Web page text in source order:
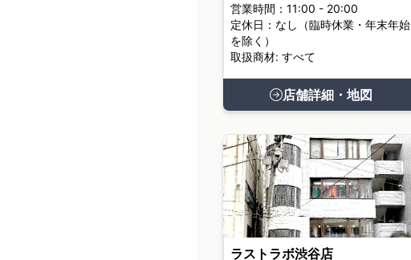
営業時間：11:00 - 20:00
定休日：なし（臨時休業・年末年始
を除く）
取扱商材: すべて
店舗詳細・地図
ラストラボ渋谷店